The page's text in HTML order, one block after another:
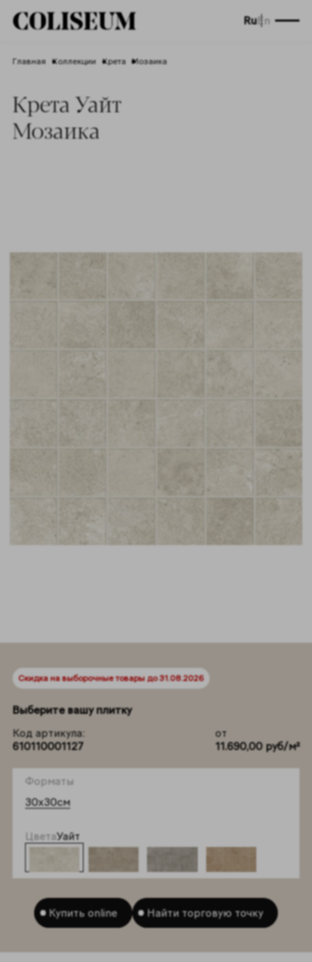
RuEn
Главная Коллекции Крета Мозаика
Крета Уайт
Мозаика
Скидка на выборочные товары до 31.08.2026
Выберите вашу плитку
Код артикула:
610110001127
от
11.690,00 руб/м²
Форматы
30x30см
ЦветаУайт
Купить online Найти торговую точку